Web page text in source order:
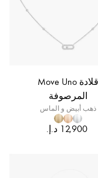
قلادة Move Uno
المرصوفة
ذهب أبيض و الماس